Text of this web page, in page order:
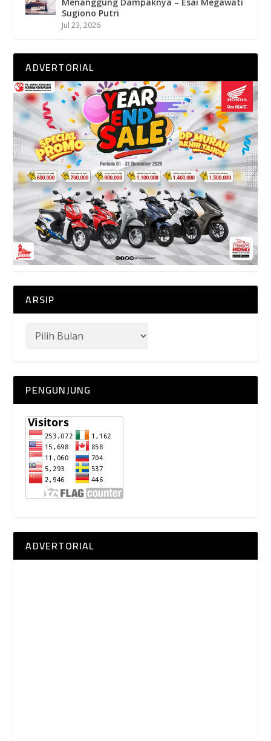
Menanggung Dampaknya – Esai Megawati
Sugiono Putri
Jul 23, 2026
ADVERTORIAL
ARSIP
PENGUNJUNG
ADVERTORIAL